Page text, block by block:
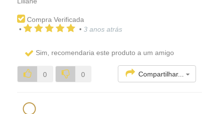
Compra Verificada
•
• 3 anos atrás
Sim, recomendaria este produto a um amigo
0 0 Compartilhar...